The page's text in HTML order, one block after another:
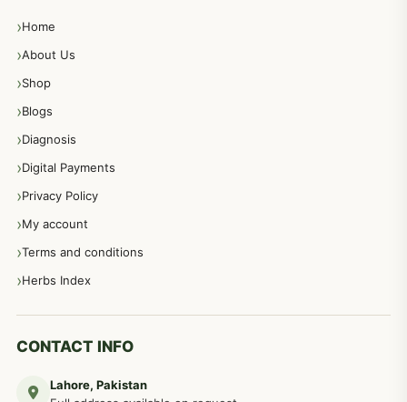
مردوں کے خاص امراض کے بے شمار دیسی نسخے
Home
About Us
Shop
Blogs
Diagnosis
Digital Payments
Privacy Policy
My account
Terms and conditions
Herbs Index
CONTACT INFO
Lahore, Pakistan